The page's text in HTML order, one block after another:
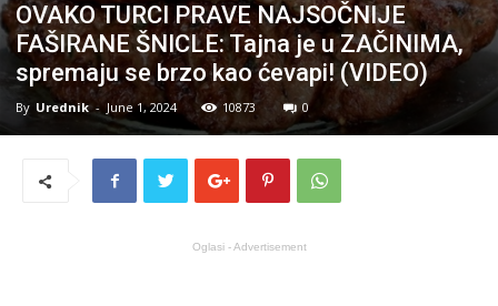
OVAKO TURCI PRAVE NAJSOČNIJE
FAŠIRANE ŠNICLE: Tajna je u ZAČINIMA,
spremaju se brzo kao ćevapi! (VIDEO)
By Urednik - June 1, 2024 10873 0
Oglasi - Advertisement